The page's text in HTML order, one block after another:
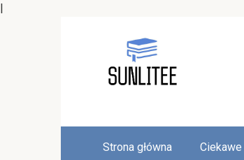
|
Strona główna Ciekawe